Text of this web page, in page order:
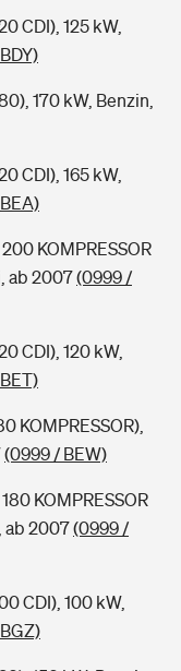
CDI), 125 kW,
170 kW, Benzin,
CDI), 165 kW,
KOMPRESSOR
ab 2007(0999 /
CDI), 120 kW,
KOMPRESSOR),
(0999 / BEW)
KOMPRESSOR
ab 2007(0999 /
CDI), 100 kW,